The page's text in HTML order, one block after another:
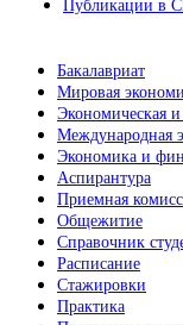
Публикации в
Бакалавриат
Мировая
Экономическая и
Международная
Экономика и
Аспирантура
Приемная
Общежитие
Справочник
Расписание
Стажировки
Практика